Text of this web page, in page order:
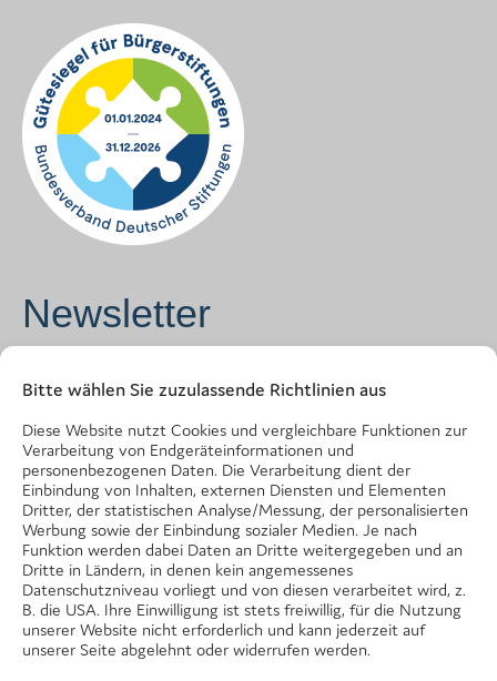
Bitte wählen Sie zuzulassende Richtlinien aus
Diese Website nutzt Cookies und vergleichbare Funktionen zur
Verarbeitung von Endgeräteinformationen und
personenbezogenen Daten. Die Verarbeitung dient der
Einbindung von Inhalten, externen Diensten und Elementen
Dritter, der statistischen Analyse/Messung, der personalisierten
Werbung sowie der Einbindung sozialer Medien. Je nach
Funktion werden dabei Daten an Dritte weitergegeben und an
Dritte in Ländern, in denen kein angemessenes
Datenschutzniveau vorliegt und von diesen verarbeitet wird, z.
B. die USA. Ihre Einwilligung ist stets freiwillig, für die Nutzung
unserer Website nicht erforderlich und kann jederzeit auf
unserer Seite abgelehnt oder widerrufen werden.
Newsletter
Vorname*
Name*
E-Mail Adresse*